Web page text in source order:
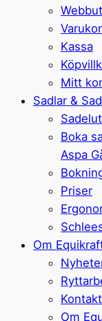
Kassa
Mitt
Sadlar &
Boka
Aspa
Priser
Om
Kontakt
Om